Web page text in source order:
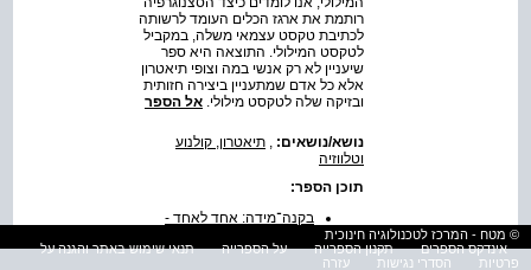
רותמת את ארגז הכלים העומד לרשותה
לכתיבת טקסט עצמאי משלה, במקביל
לטקסט המילולי. התוצאה היא ספר
שיעניין לא רק אנשי במה וצופי תיאטרון
אלא כל אדם שמתעניין ביצירה חזותית
ובזיקה שלה לטקסט מילולי. אל הספר
נושא/נושאים:
תיאטרון, קולנוע
וטלווזיה
תוכן הספר:
בקנה־מידה: אחד לאחד -
סדר הפרקים
© מטח - המרכז לטכנולוגיה חינוכית
אינדקס הספרים
תקנון הספרייה על הספרייה
תנאי שימוש באתר והגנה על
פרטיות
הסדרי נגישות עזרה